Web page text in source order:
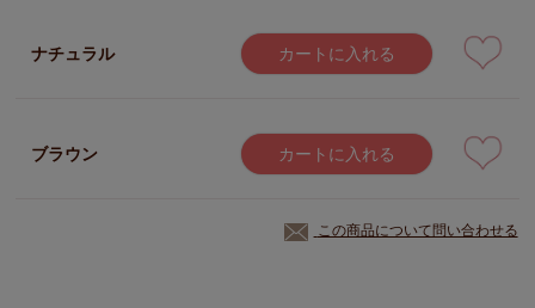
ナチュラル カートに入れる
ブラウン カートに入れる
この商品について問い合わせる